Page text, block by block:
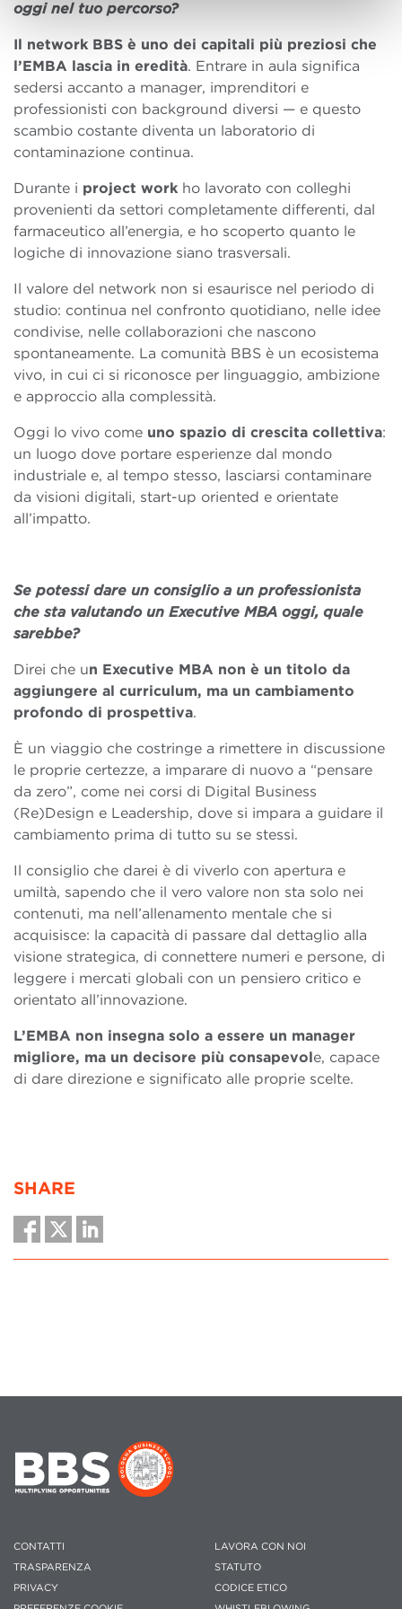
oggi nel tuo percorso?
Il network BBS è uno dei capitali più preziosi che
l’EMBA lascia in eredità. Entrare in aula significa
sedersi accanto a manager, imprenditori e
professionisti con background diversi — e questo
scambio costante diventa un laboratorio di
contaminazione continua.
Durante i project work ho lavorato con colleghi
provenienti da settori completamente differenti, dal
farmaceutico all’energia, e ho scoperto quanto le
logiche di innovazione siano trasversali.
Il valore del network non si esaurisce nel periodo di
studio: continua nel confronto quotidiano, nelle idee
condivise, nelle collaborazioni che nascono
spontaneamente. La comunità BBS è un ecosistema
vivo, in cui ci si riconosce per linguaggio, ambizione
e approccio alla complessità.
Oggi lo vivo come uno spazio di crescita collettiva:
un luogo dove portare esperienze dal mondo
industriale e, al tempo stesso, lasciarsi contaminare
da visioni digitali, start-up oriented e orientate
all’impatto.
Se potessi dare un consiglio a un professionista
che sta valutando un Executive MBA oggi, quale
sarebbe?
Direi che un Executive MBA non è un titolo da
aggiungere al curriculum, ma un cambiamento
profondo di prospettiva.
È un viaggio che costringe a rimettere in discussione
le proprie certezze, a imparare di nuovo a “pensare
da zero”, come nei corsi di Digital Business
(Re)Design e Leadership, dove si impara a guidare il
cambiamento prima di tutto su se stessi.
Il consiglio che darei è di viverlo con apertura e
umiltà, sapendo che il vero valore non sta solo nei
contenuti, ma nell’allenamento mentale che si
acquisisce: la capacità di passare dal dettaglio alla
visione strategica, di connettere numeri e persone, di
leggere i mercati globali con un pensiero critico e
orientato all’innovazione.
L’EMBA non insegna solo a essere un manager
migliore, ma un decisore più consapevole, capace
di dare direzione e significato alle proprie scelte.
SHARE
CONTATTI
TRASPARENZA
PRIVACY
LAVORA CON NOI
STATUTO
CODICE ETICO